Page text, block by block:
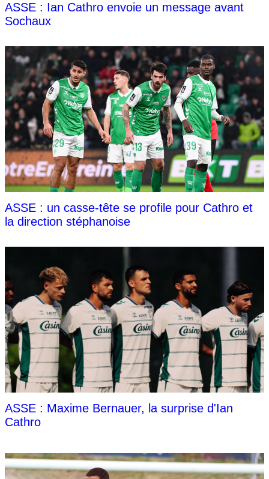
ASSE : Ian Cathro envoie un message avant
Sochaux
ASSE : un casse-tête se profile pour Cathro et
la direction stéphanoise
ASSE : Maxime Bernauer, la surprise d'Ian
Cathro